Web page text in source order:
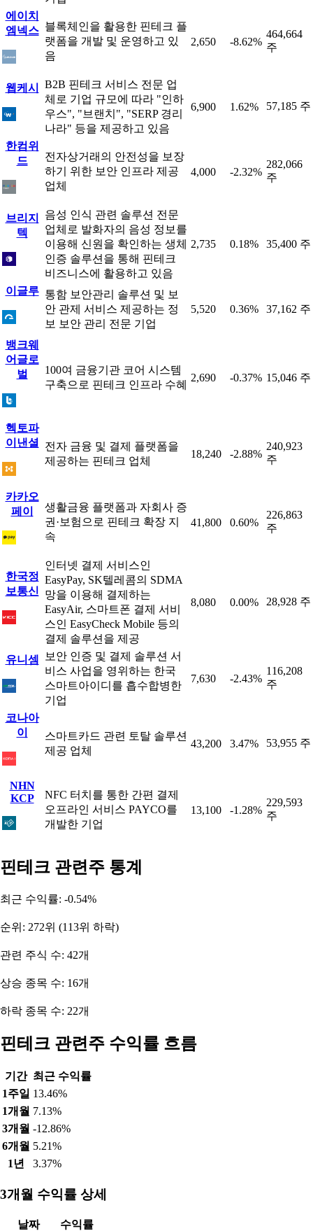
에이치
엠넥스 블록체인을 활용한 핀테크 플
랫폼을 개발 및 운영하고 있
음
2,650 -8.62%
464,664
주
웹케시
B2B 핀테크 서비스 전문 업
체로 기업 규모에 따라 "인하
우스", "브랜치", "SERP 경리
나라" 등을 제공하고 있음
6,900 1.62% 57,185 주
한컴위
드
전자상거래의 안전성을 보장
하기 위한 보안 인프라 제공
업체
4,000 -2.32%
282,066
주
브리지
텍
음성 인식 관련 솔루션 전문
업체로 발화자의 음성 정보를
이용해 신원을 확인하는 생체
인증 솔루션을 통해 핀테크
비즈니스에 활용하고 있음
2,735 0.18% 35,400 주
이글루 통함 보안관리 솔루션 및 보
안 관제 서비스 제공하는 정
보 보안 관리 전문 기업
5,520 0.36% 37,162 주
뱅크웨
어글로
벌
100여 금융기관 코어 시스템
구축으로 핀테크 인프라 수혜
2,690 -0.37% 15,046 주
헥토파
이낸셜
전자 금융 및 결제 플랫폼을
제공하는 핀테크 업체
18,240 -2.88%
240,923
주
카카오
페이
생활금융 플랫폼과 자회사 증
권·보험으로 핀테크 확장 지
속
41,800 0.60%
226,863
주
한국정
보통신
인터넷 결제 서비스인
EasyPay, SK텔레콤의 SDMA
망을 이용해 결제하는
EasyAir, 스마트폰 결제 서비
스인 EasyCheck Mobile 등의
결제 솔루션을 제공
8,080 0.00% 28,928 주
유니셈
보안 인증 및 결제 솔루션 서
비스 사업을 영위하는 한국
스마트아이디를 흡수합병한
기업
7,630 -2.43%
116,208
주
코나아
이
스마트카드 관련 토탈 솔루션
제공 업체
43,200 3.47% 53,955 주
NHN
KCP
NFC 터치를 통한 간편 결제
오프라인 서비스 PAYCO를
개발한 기업
13,100 -1.28%
229,593
주
핀테크 관련주 통계
최근 수익률: -0.54%
순위: 272위 (113위 하락)
관련 주식 수: 42개
상승 종목 수: 16개
하락 종목 수: 22개
핀테크 관련주 수익률 흐름
기간 최근 수익률
1주일 13.46%
1개월 7.13%
3개월 -12.86%
6개월 5.21%
1년
3.37%
3개월 수익률 상세
날짜
수익률